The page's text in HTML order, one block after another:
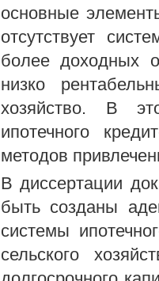
основные
отсутствует
более доходных
низко
хозяйство. В
ипотечного
методов
В диссертации
быть созданы
системы
сельского